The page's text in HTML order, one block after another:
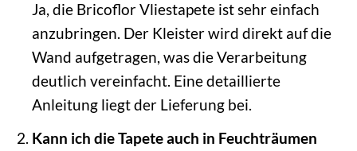
Ja, die Bricoflor Vliestapete ist sehr einfach
anzubringen. Der Kleister wird direkt auf die
Wand aufgetragen, was die Verarbeitung
deutlich vereinfacht. Eine detaillierte
Anleitung liegt der Lieferung bei.
Kann ich die Tapete auch in Feuchträumen